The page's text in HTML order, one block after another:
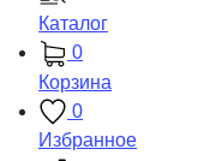
Каталог
0
Корзина
0
Избранное